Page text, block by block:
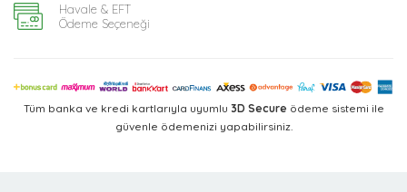
Havale & EFT
Ödeme Seçeneği
Tüm banka ve kredi kartlarıyla uyumlu 3D Secure ödeme sistemi ile
güvenle ödemenizi yapabilirsiniz.